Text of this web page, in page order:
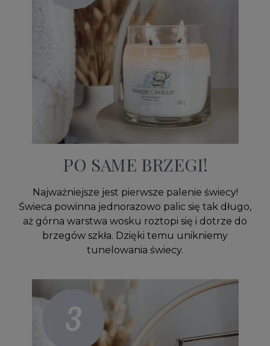
PO SAME BRZEGI!
Najważniejsze jest pierwsze palenie świecy!
Świeca powinna jednorazowo palic się tak długo,
aż górna warstwa wosku roztopi się i dotrze do
brzegów szkła. Dzięki temu unikniemy
tunelowania świecy.